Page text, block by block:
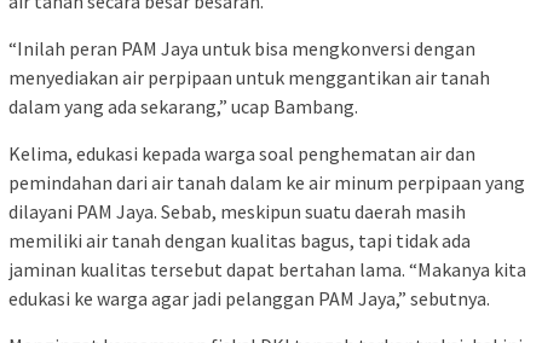
“Inilah peran PAM Jaya untuk bisa mengkonversi dengan
menyediakan air perpipaan untuk menggantikan air tanah
dalam yang ada sekarang,” ucap Bambang.
Kelima, edukasi kepada warga soal penghematan air dan
pemindahan dari air tanah dalam ke air minum perpipaan yang
dilayani PAM Jaya. Sebab, meskipun suatu daerah masih
memiliki air tanah dengan kualitas bagus, tapi tidak ada
jaminan kualitas tersebut dapat bertahan lama. “Makanya kita
edukasi ke warga agar jadi pelanggan PAM Jaya,” sebutnya.